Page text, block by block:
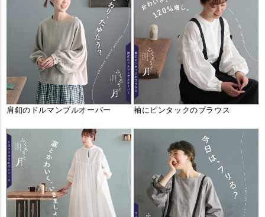
肩釦のドルマンプルオーバー 袖にピンタックのブラウス